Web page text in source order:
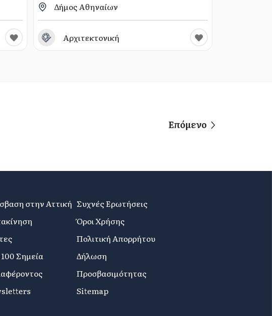
Δήμος Αθηναίων
Αρχιτεκτονική
Επόμενο
στην Αττική
Σημεία
Συχνές Ερωτήσεις
Όροι Χρήσης
Πολιτική Απορρήτου
Δήλωση
Προσβασιμότητας
Sitemap